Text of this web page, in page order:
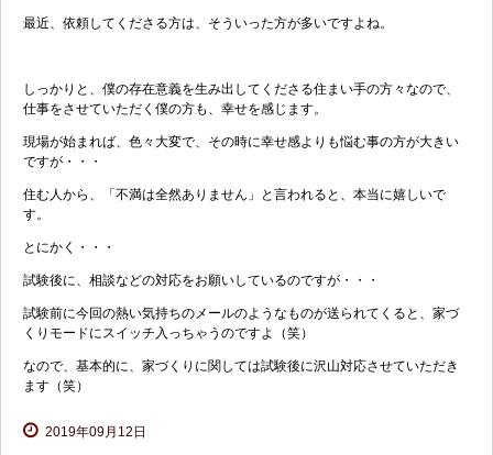
最近、依頼してくださる方は、そういった方が多いですよね。
しっかりと、僕の存在意義を生み出してくださる住まい手の方々なので、
仕事をさせていただく僕の方も、幸せを感じます。
現場が始まれば、色々大変で、その時に幸せ感よりも悩む事の方が大きい
ですが・・・
住む人から、「不満は全然ありません」と言われると、本当に嬉しいで
す。
とにかく・・・
試験後に、相談などの対応をお願いしているのですが・・・
試験前に今回の熱い気持ちのメールのようなものが送られてくると、家づ
くりモードにスイッチ入っちゃうのですよ（笑）
なので、基本的に、家づくりに関しては試験後に沢山対応させていただき
ます（笑）
2019年09月12日